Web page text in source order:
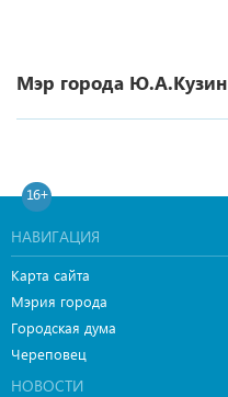
Мэр города Ю.А.Кузин
16+
НАВИГАЦИЯ
Карта сайта
Мэрия города
Городская дума
Череповец
НОВОСТИ